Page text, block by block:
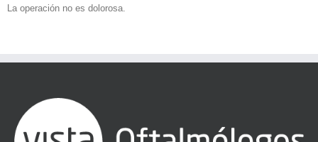
La operación no es dolorosa.